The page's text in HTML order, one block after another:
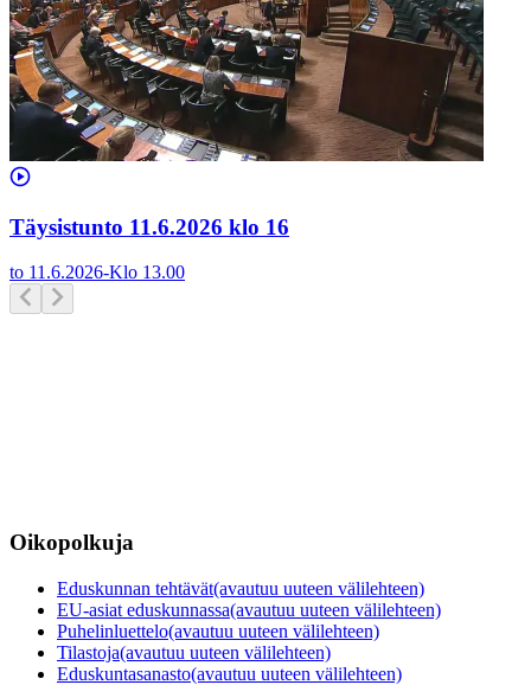
Täysistunto 11.6.2026 klo 16
to 11.6.2026-Klo 13.00
Oikopolkuja
Eduskunnan tehtävät(avautuu uuteen välilehteen)
EU-asiat eduskunnassa(avautuu uuteen välilehteen)
Puhelinluettelo(avautuu uuteen välilehteen)
Tilastoja(avautuu uuteen välilehteen)
Eduskuntasanasto(avautuu uuteen välilehteen)